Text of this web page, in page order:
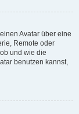
Avatar über eine
Remote oder
und wie die
benutzen kannst,